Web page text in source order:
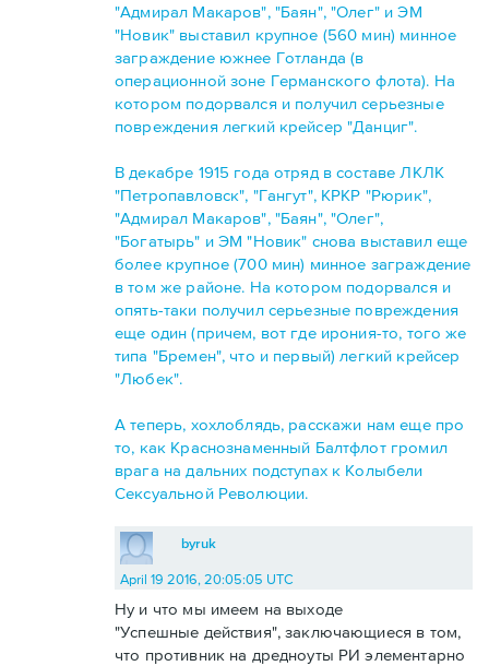
"Адмирал Макаров", "Баян", "Олег" и ЭМ
"Новик" выставил крупное (560 мин) минное
заграждение южнее Готланда (в
операционной зоне Германского флота). На
котором подорвался и получил серьезные
повреждения легкий крейсер "Данциг".
В декабре 1915 года отряд в составе ЛКЛК
"Петропавловск", "Гангут", КРКР "Рюрик",
"Адмирал Макаров", "Баян", "Олег",
"Богатырь" и ЭМ "Новик" снова выставил еще
более крупное (700 мин) минное заграждение
в том же районе. На котором подорвался и
опять-таки получил серьезные повреждения
еще один (причем, вот где ирония-то, того же
типа "Бремен", что и первый) легкий крейсер
"Любек".
А теперь, хохлоблядь, расскажи нам еще про
то, как Краснознаменный Балтфлот громил
врага на дальних подступах к Колыбели
Сексуальной Революции.
byruk
April 19 2016, 20:05:05 UTC
Ну и что мы имеем на выходе
"Успешные действия", заключающиеся в том,
что противник на дредноуты РИ элементарно